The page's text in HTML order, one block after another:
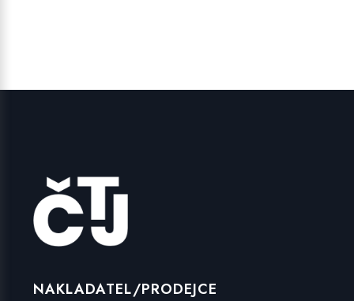
NAKLADATEL/PRODEJCE